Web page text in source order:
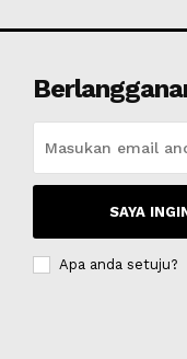
SAYA
Apa anda setuju?